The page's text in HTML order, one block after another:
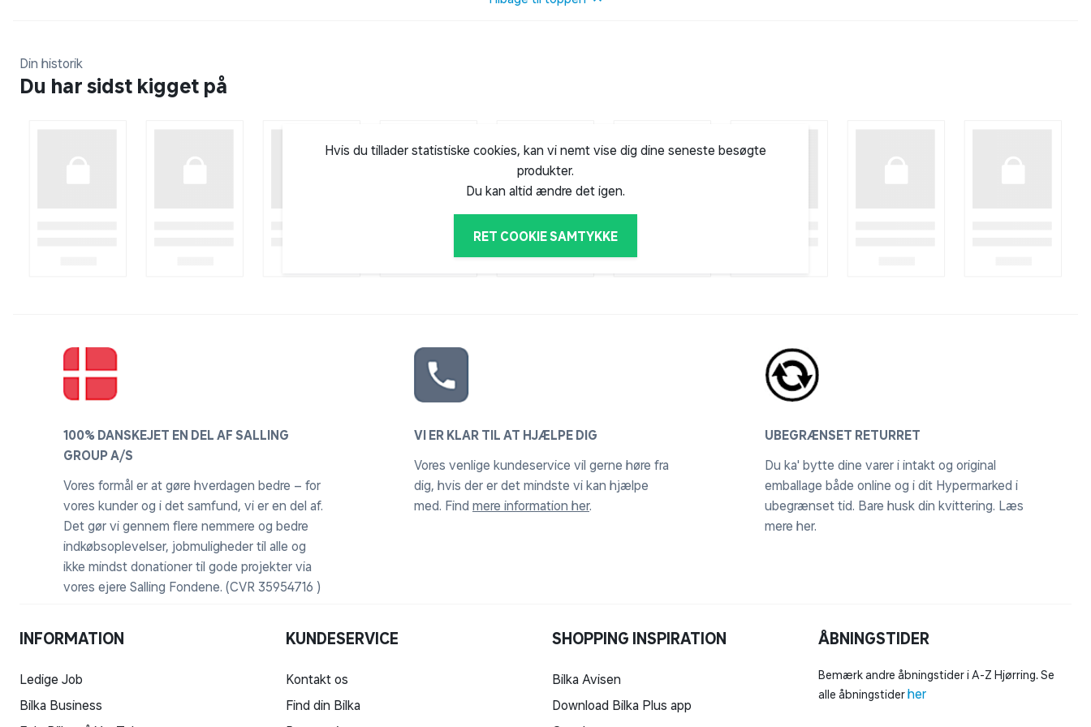
Din historik
Du har sidst kigget på
Hvis du tillader statistiske cookies, kan vi nemt vise dig dine seneste besøgte
produkter.
Du kan altid ændre det igen.
RET COOKIE SAMTYKKE
100% DANSKEJET EN DEL AF SALLING
GROUP A/S
Vores formål er at gøre hverdagen bedre – for
vores kunder og i det samfund, vi er en del af.
Det gør vi gennem flere nemmere og bedre
indkøbsoplevelser, jobmuligheder til alle og
ikke mindst donationer til gode projekter via
vores ejere Salling Fondene. (CVR 35954716 )
VI ER KLAR TIL AT HJÆLPE DIG
Vores venlige kundeservice vil gerne høre fra
dig, hvis der er det mindste vi kan hjælpe
med. Find mere information her.
UBEGRÆNSET RETURRET
Du ka' bytte dine varer i intakt og original
emballage både online og i dit Hypermarked i
ubegrænset tid. Bare husk din kvittering. Læs
mere her.
INFORMATION
Ledige Job
Bilka Business
KUNDESERVICE
Kontakt os
Find din Bilka
SHOPPING INSPIRATION
Bilka Avisen
Download Bilka Plus app
ÅBNINGSTIDER
Bemærk andre åbningstider i A-Z Hjørring. Se
alle åbningstiderher